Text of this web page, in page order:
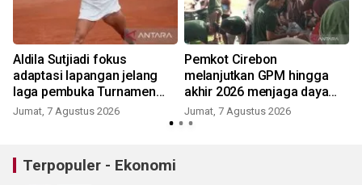
Aldila Sutjiadi fokus
adaptasi lapangan jelang
laga pembuka Turnamen
WTA 1000
Jumat, 7 Agustus 2026
Pemkot Cirebon
melanjutkan GPM hingga
akhir 2026 menjaga daya
beli warga
Jumat, 7 Agustus 2026
Terpopuler - Ekonomi